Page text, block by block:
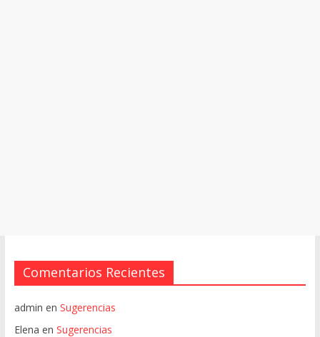
Comentarios Recientes
admin en Sugerencias
Elena en Sugerencias